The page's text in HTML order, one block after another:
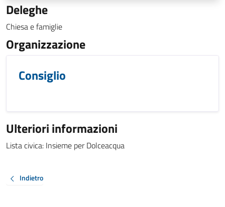
Deleghe
Chiesa e famiglie
Organizzazione
Consiglio
Ulteriori informazioni
Lista civica: Insieme per Dolceacqua
Indietro